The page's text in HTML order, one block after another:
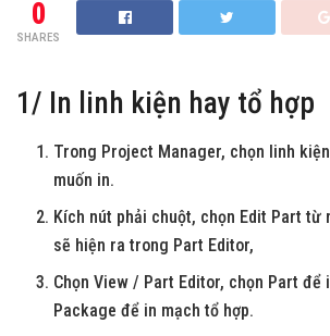
0
SHARES
1/ In linh kiện hay tổ hợp
Trong Project Manager, chọn linh
muốn in.
Kích nút phải chuột, chọn Edit Part từ
sẽ hiện ra trong Part Editor,
Chọn View / Part Editor, chọn Part để
Package để in mạch tổ hợp.